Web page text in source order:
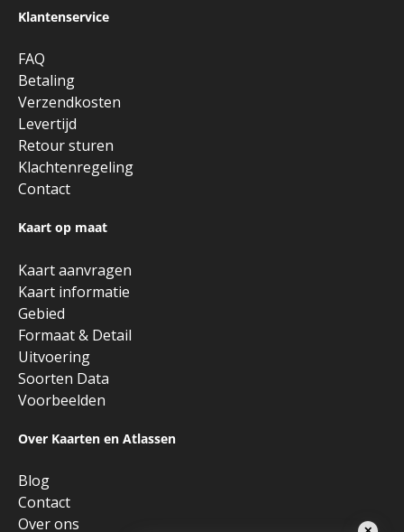
Klantenservice
FAQ
Betaling
Verzendkosten
Levertijd
Retour sturen
Klachtenregeling
Contact
Kaart op maat
Kaart aanvragen
Kaart informatie
Gebied
Formaat & Detail
Uitvoering
Soorten Data
Voorbeelden
Over Kaarten en Atlassen
Blog
Contact
Over ons